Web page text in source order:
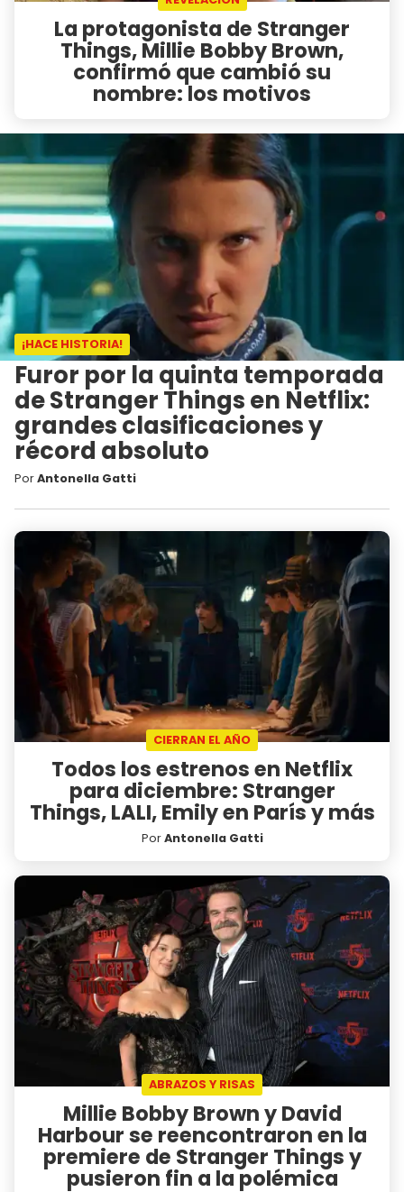
La protagonista de Stranger
Things, Millie Bobby Brown,
confirmó que cambió su
nombre: los motivos
¡HACE HISTORIA!
Furor por la quinta temporada
de Stranger Things en Netflix:
grandes clasificaciones y
récord absoluto
PorAntonella Gatti
CIERRAN EL AÑO
Todos los estrenos en Netflix
para diciembre: Stranger
Things, LALI, Emily en París y más
PorAntonella Gatti
ABRAZOS Y RISAS
Millie Bobby Brown y David
Harbour se reencontraron en la
premiere de Stranger Things y
pusieron fin a la polémica